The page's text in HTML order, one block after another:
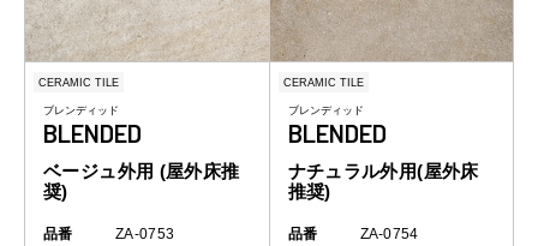
CERAMIC TILE
ブレンディッド
BLENDED
ベージュ外用 (屋外床推
奨)
品番 ZA-0753
CERAMIC TILE
ブレンディッド
BLENDED
ナチュラル外用(屋外床
推奨)
品番 ZA-0754